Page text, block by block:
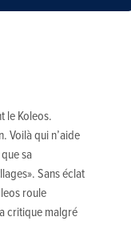
le Koleos.
Voilà qui n’aide
sa
Sans éclat
roule
critique malgré